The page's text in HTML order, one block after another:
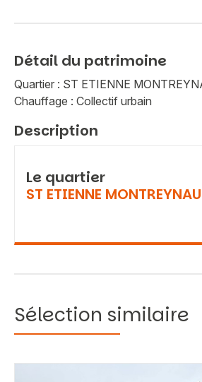
Détail du patrimoine
Quartier : ST ETIENNE
Chauffage : Collectif urbain
Description
Le quartier
ST ETIENNE
Sélection similaire